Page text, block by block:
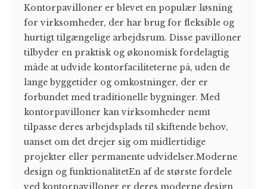
Kontorpavilloner er blevet en populær løsning
for virksomheder, der har brug for fleksible og
hurtigt tilgængelige arbejdsrum. Disse pavilloner
tilbyder en praktisk og økonomisk fordelagtig
måde at udvide kontorfaciliteterne på, uden de
lange byggetider og omkostninger, der er
forbundet med traditionelle bygninger. Med
kontorpavilloner kan virksomheder nemt
tilpasse deres arbejdsplads til skiftende behov,
uanset om det drejer sig om midlertidige
projekter eller permanente udvidelser.Moderne
design og funktionalitetEn af de største fordele
ved kontorpavilloner er deres moderne design